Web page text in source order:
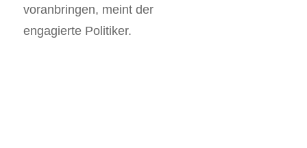
voranbringen, meint der
engagierte Politiker.